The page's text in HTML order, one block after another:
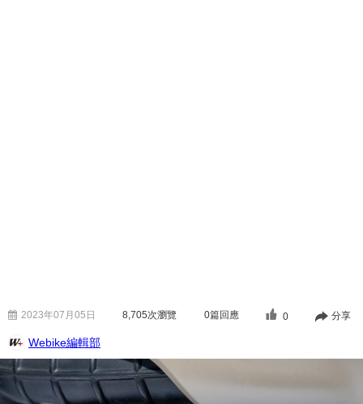
2023年07月05日 8,705次瀏覽 0篇回應 0 分享
Webike編輯部